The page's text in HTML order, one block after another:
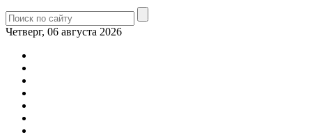
Четверг, 06 августа 2026